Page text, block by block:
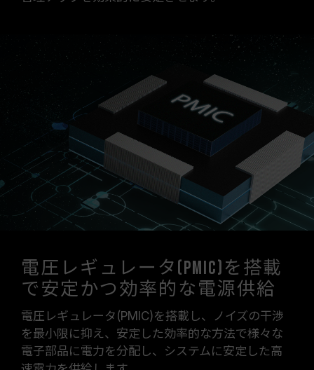
電圧レギュレータ(PMIC)を搭載
で安定かつ効率的な電源供給
電圧レギュレータ(PMIC)を搭載し、ノイズの干渉
を最小限に抑え、安定した効率的な方法で様々な
電子部品に電力を分配し、システムに安定した高